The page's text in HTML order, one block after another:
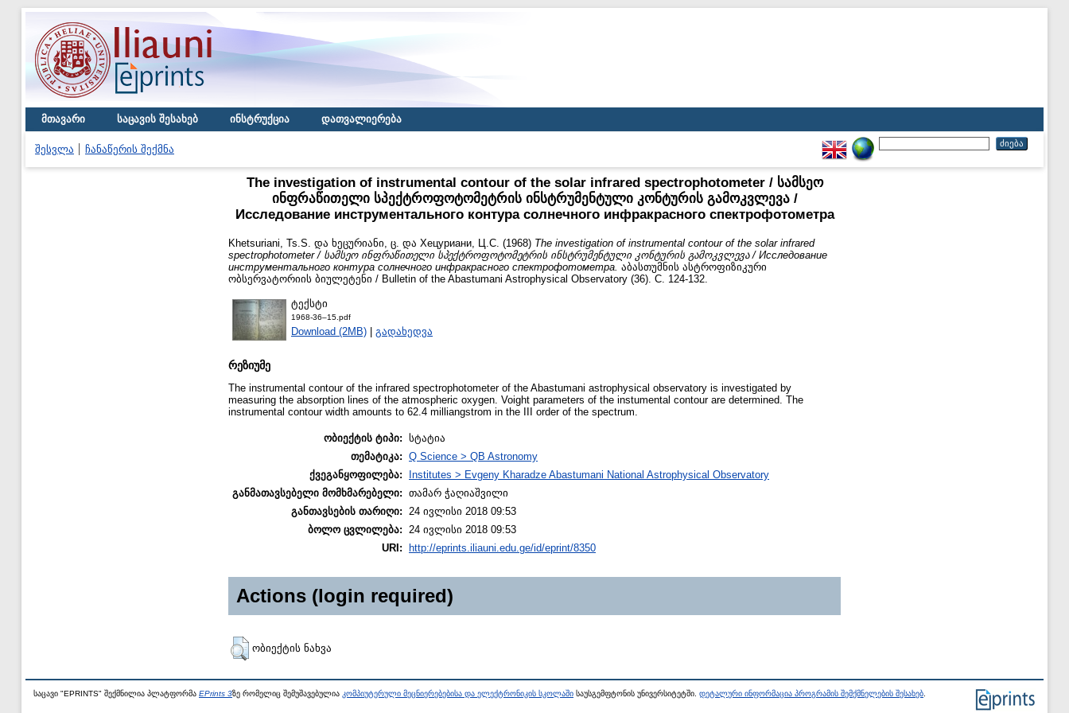
მთავარი საცავის შესახებ ინსტრუქცია დათვალიერება
შესვლა ჩანაწერის შექმნა
The investigation of instrumental contour of the solar infrared spectrophotometer / სამსეო
ინფრაწითელი სპექტროფოტომეტრის ინსტრუმენტული კონტურის გამოკვლევა /
Исследование инструментального контура солнечного инфракрасного спектрофотометра
Khetsuriani, Ts.S. და ხეცურიანი, ც. და Хецуриани, Ц.С. (1968) The investigation of instrumental contour of the solar infrared
spectrophotometer / სამსეო ინფრაწითელი სპექტროფოტომეტრის ინსტრუმენტული კონტურის გამოკვლევა / Исследование
инструментального контура солнечного инфракрасного спектрофотометра. აბასთუმნის ასტროფიზიკური
ობსერვატორიის ბიულეტენი / Bulletin of the Abastumani Astrophysical Observatory (36). С. 124-132.
ტექსტი
1968-36–15.pdf
Download (2MB) | გადახედვა
რეზიუმე
The instrumental contour of the infrared spectrophotometer of the Abastumani astrophysical observatory is investigated by
measuring the absorption lines of the atmospheric oxygen. Voight parameters of the instumental contour are determined. The
instrumental contour width amounts to 62.4 milliangstrom in the III order of the spectrum.
ობიექტის ტიპი: სტატია
თემატიკა: Q Science > QB Astronomy
ქვეგანყოფილება:
Institutes > Evgeny Kharadze Abastumani National Astrophysical Observatory
განმათავსებელი მომხმარებელი: თამარ ჭაღიაშვილი
განთავსების თარიღი:
24 ივლისი 2018 09:53
ბოლო ცვლილება:
24 ივლისი 2018 09:53
URI:
http://eprints.iliauni.edu.ge/id/eprint/8350
Actions (login required)
ობიექტის ნახვა
საცავი "EPRINTS" შექმნილია პლატფორმა EPrints 3ზე რომელიც შემუშავებულია კომპიუტერული მეცნიერებებისა და ელექტრონიკის სკოლაში საუსგემფტონის უნივერსიტეტში. დეტალური ინფორმაცია პროგრამის შემქმნელების შესახებ